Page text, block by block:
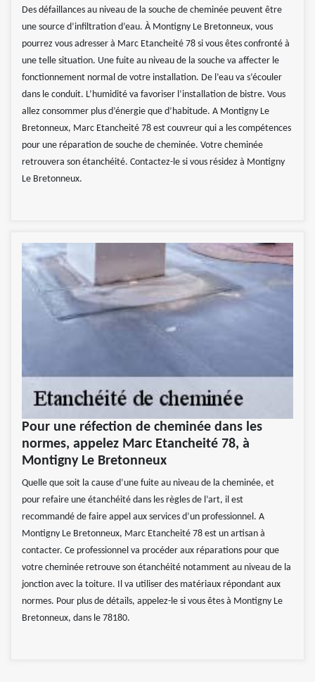
Des défaillances au niveau de la souche de cheminée peuvent être
une source d’infiltration d’eau. À Montigny Le Bretonneux, vous
pourrez vous adresser à Marc Etancheité 78 si vous êtes confronté à
une telle situation. Une fuite au niveau de la souche va affecter le
fonctionnement normal de votre installation. De l’eau va s’écouler
dans le conduit. L’humidité va favoriser l’installation de bistre. Vous
allez consommer plus d’énergie que d’habitude. A Montigny Le
Bretonneux, Marc Etancheité 78 est couvreur qui a les compétences
pour une réparation de souche de cheminée. Votre cheminée
retrouvera son étanchéité. Contactez-le si vous résidez à Montigny
Le Bretonneux.
Pour une réfection de cheminée dans les
normes, appelez Marc Etancheité 78, à
Montigny Le Bretonneux
Quelle que soit la cause d’une fuite au niveau de la cheminée, et
pour refaire une étanchéité dans les règles de l’art, il est
recommandé de faire appel aux services d’un professionnel. A
Montigny Le Bretonneux, Marc Etancheité 78 est un artisan à
contacter. Ce professionnel va procéder aux réparations pour que
votre cheminée retrouve son étanchéité notamment au niveau de la
jonction avec la toiture. Il va utiliser des matériaux répondant aux
normes. Pour plus de détails, appelez-le si vous êtes à Montigny Le
Bretonneux, dans le 78180.